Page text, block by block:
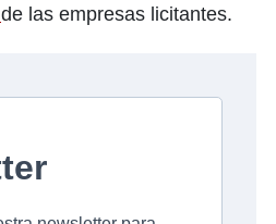
de las empresas licitantes.